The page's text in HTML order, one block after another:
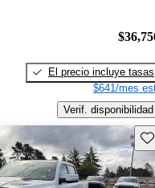
El precio incluye tasas
$641/mes
Verif. disponibilidad